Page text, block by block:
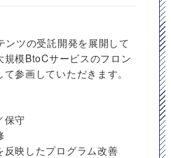
ンツの受託開発を展開して
規模BtoCサービスのフロン
参画していただきます。
保守
反映したプログラム改善